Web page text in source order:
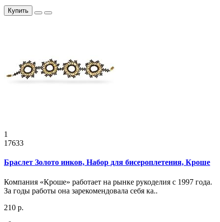
Купить
1
17633
Браслет Золото инков, Набор для бисероплетения, Кроше
Компания «Кроше» работает на рынке рукоделия с 1997 года.
За годы работы она зарекомендовала себя ка..
210 р.